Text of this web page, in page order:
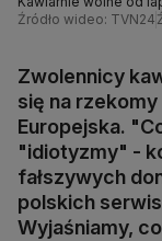
Źródło wideo: TVN24
Zwolennicy
się na
Europejska.
"idiotyzmy" -
fałszywych
polskich
Wyjaśniamy,